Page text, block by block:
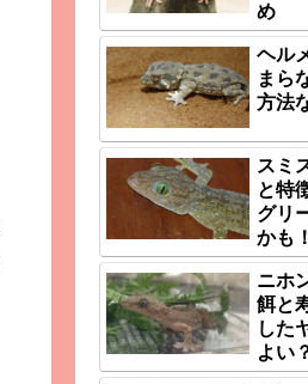
め
ヘル
まら
方法
スミ
と特
グリ
かも！
ニホ
餌と
した
よい